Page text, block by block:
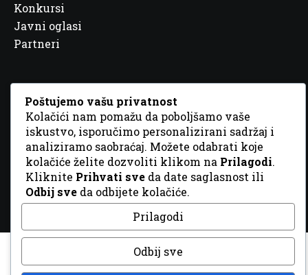
Konkursi
Javni oglasi
Partneri
© 2026 Sva prava zadržana. DizajnGordonDM
Poštujemo vašu privatnost
Kolačići nam pomažu da poboljšamo vaše
iskustvo, isporučimo personalizirani sadržaj i
analiziramo saobraćaj. Možete odabrati koje
kolačiće želite dozvoliti klikom na Prilagodi.
Kliknite Prihvati sve da date saglasnost ili
Odbij sve da odbijete kolačiće.
Prilagodi
Odbij sve